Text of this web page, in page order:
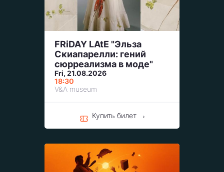
FRiDAY LAtE "Эльза
Скиапарелли: гений
сюрреализма в моде"
Fri, 21.08.2026
18:30
V&A museum
Купить билет